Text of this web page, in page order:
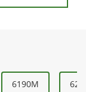
6190M